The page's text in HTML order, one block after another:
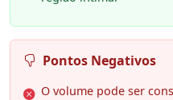
Pontos Negativos
O volume pode ser